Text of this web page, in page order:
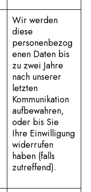
Wir werden
diese
personenbezog
enen Daten bis
zu zwei Jahre
nach unserer
letzten
Kommunikation
aufbewahren,
oder bis Sie
Ihre Einwilligung
widerrufen
haben (falls
zutreffend).